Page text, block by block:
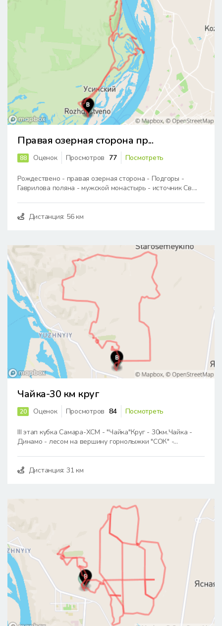
Правая озерная сторона пр...
88 Оценок Просмотров 77 Посмотреть
Рождествено - правая озерная сторона - Подгоры -
Гаврилова поляна - мужской монастырь - источник Св....
Дистанция: 56 км
Чайка-30 км круг
20 Оценок Просмотров 84 Посмотреть
III этап кубка Самара-XCM - "Чайка"Круг - 30км.Чайка -
Динамо - лесом на вершину горнолыжки "СОК" -...
Дистанция: 31 км